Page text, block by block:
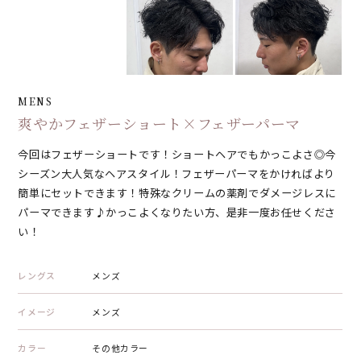
MENS
爽やかフェザーショート×フェザーパーマ
今回はフェザーショートです！ショートヘアでもかっこよさ◎今
シーズン大人気なヘアスタイル！フェザーパーマをかければより
簡単にセットできます！特殊なクリームの薬剤でダメージレスに
パーマできます♪かっこよくなりたい方、是非一度お任せくださ
い！
レングス メンズ
イメージ メンズ
カラー その他カラー